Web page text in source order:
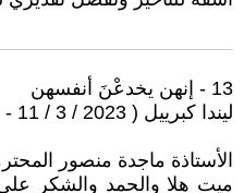
13 - إنهن يخدعْنَ أنفسهن
ليندا كبرييل ( 2023 / 3 / 11 - 17:40 )
الأستاذة ماجدة منصور
ميت هلا والحمد والشكر